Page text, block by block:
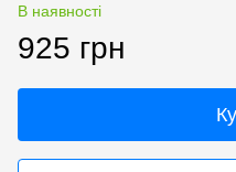
В наявності
925 грн